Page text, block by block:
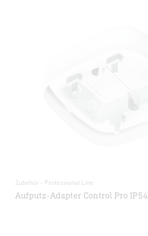
Zubehör - Professional Line
Aufputz-Adapter Control Pro IP54